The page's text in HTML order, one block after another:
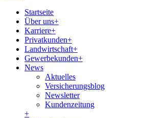
Startseite
Über uns+
Karriere+
Privatkunden+
Landwirtschaft+
Gewerbekunden+
News
Aktuelles
Versicherungsblog
Newsletter
Kundenzeitung
+